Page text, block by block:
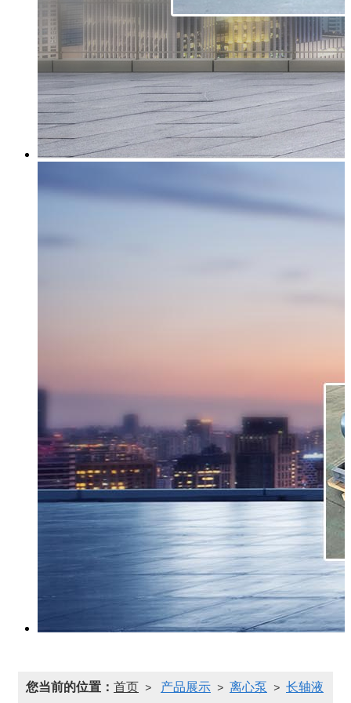
您当前的位置： 首页 > 产品展示 > 离心泵 > 长轴液